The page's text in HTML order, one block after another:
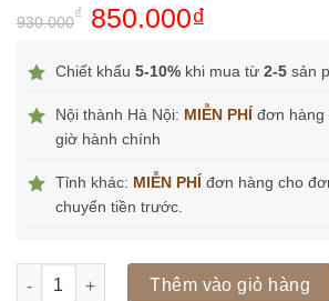
930.000
₫ 850.000₫
Chiết khấu 5-10% khi mua từ 2-5 sản
Nội thành Hà Nội: MIỄN PHÍ đơn hàng
giờ hành chính
Tỉnh khác: MIỄN PHÍ đơn hàng cho
chuyển tiền trước.
Số lượng Thêm vào giỏ hàng